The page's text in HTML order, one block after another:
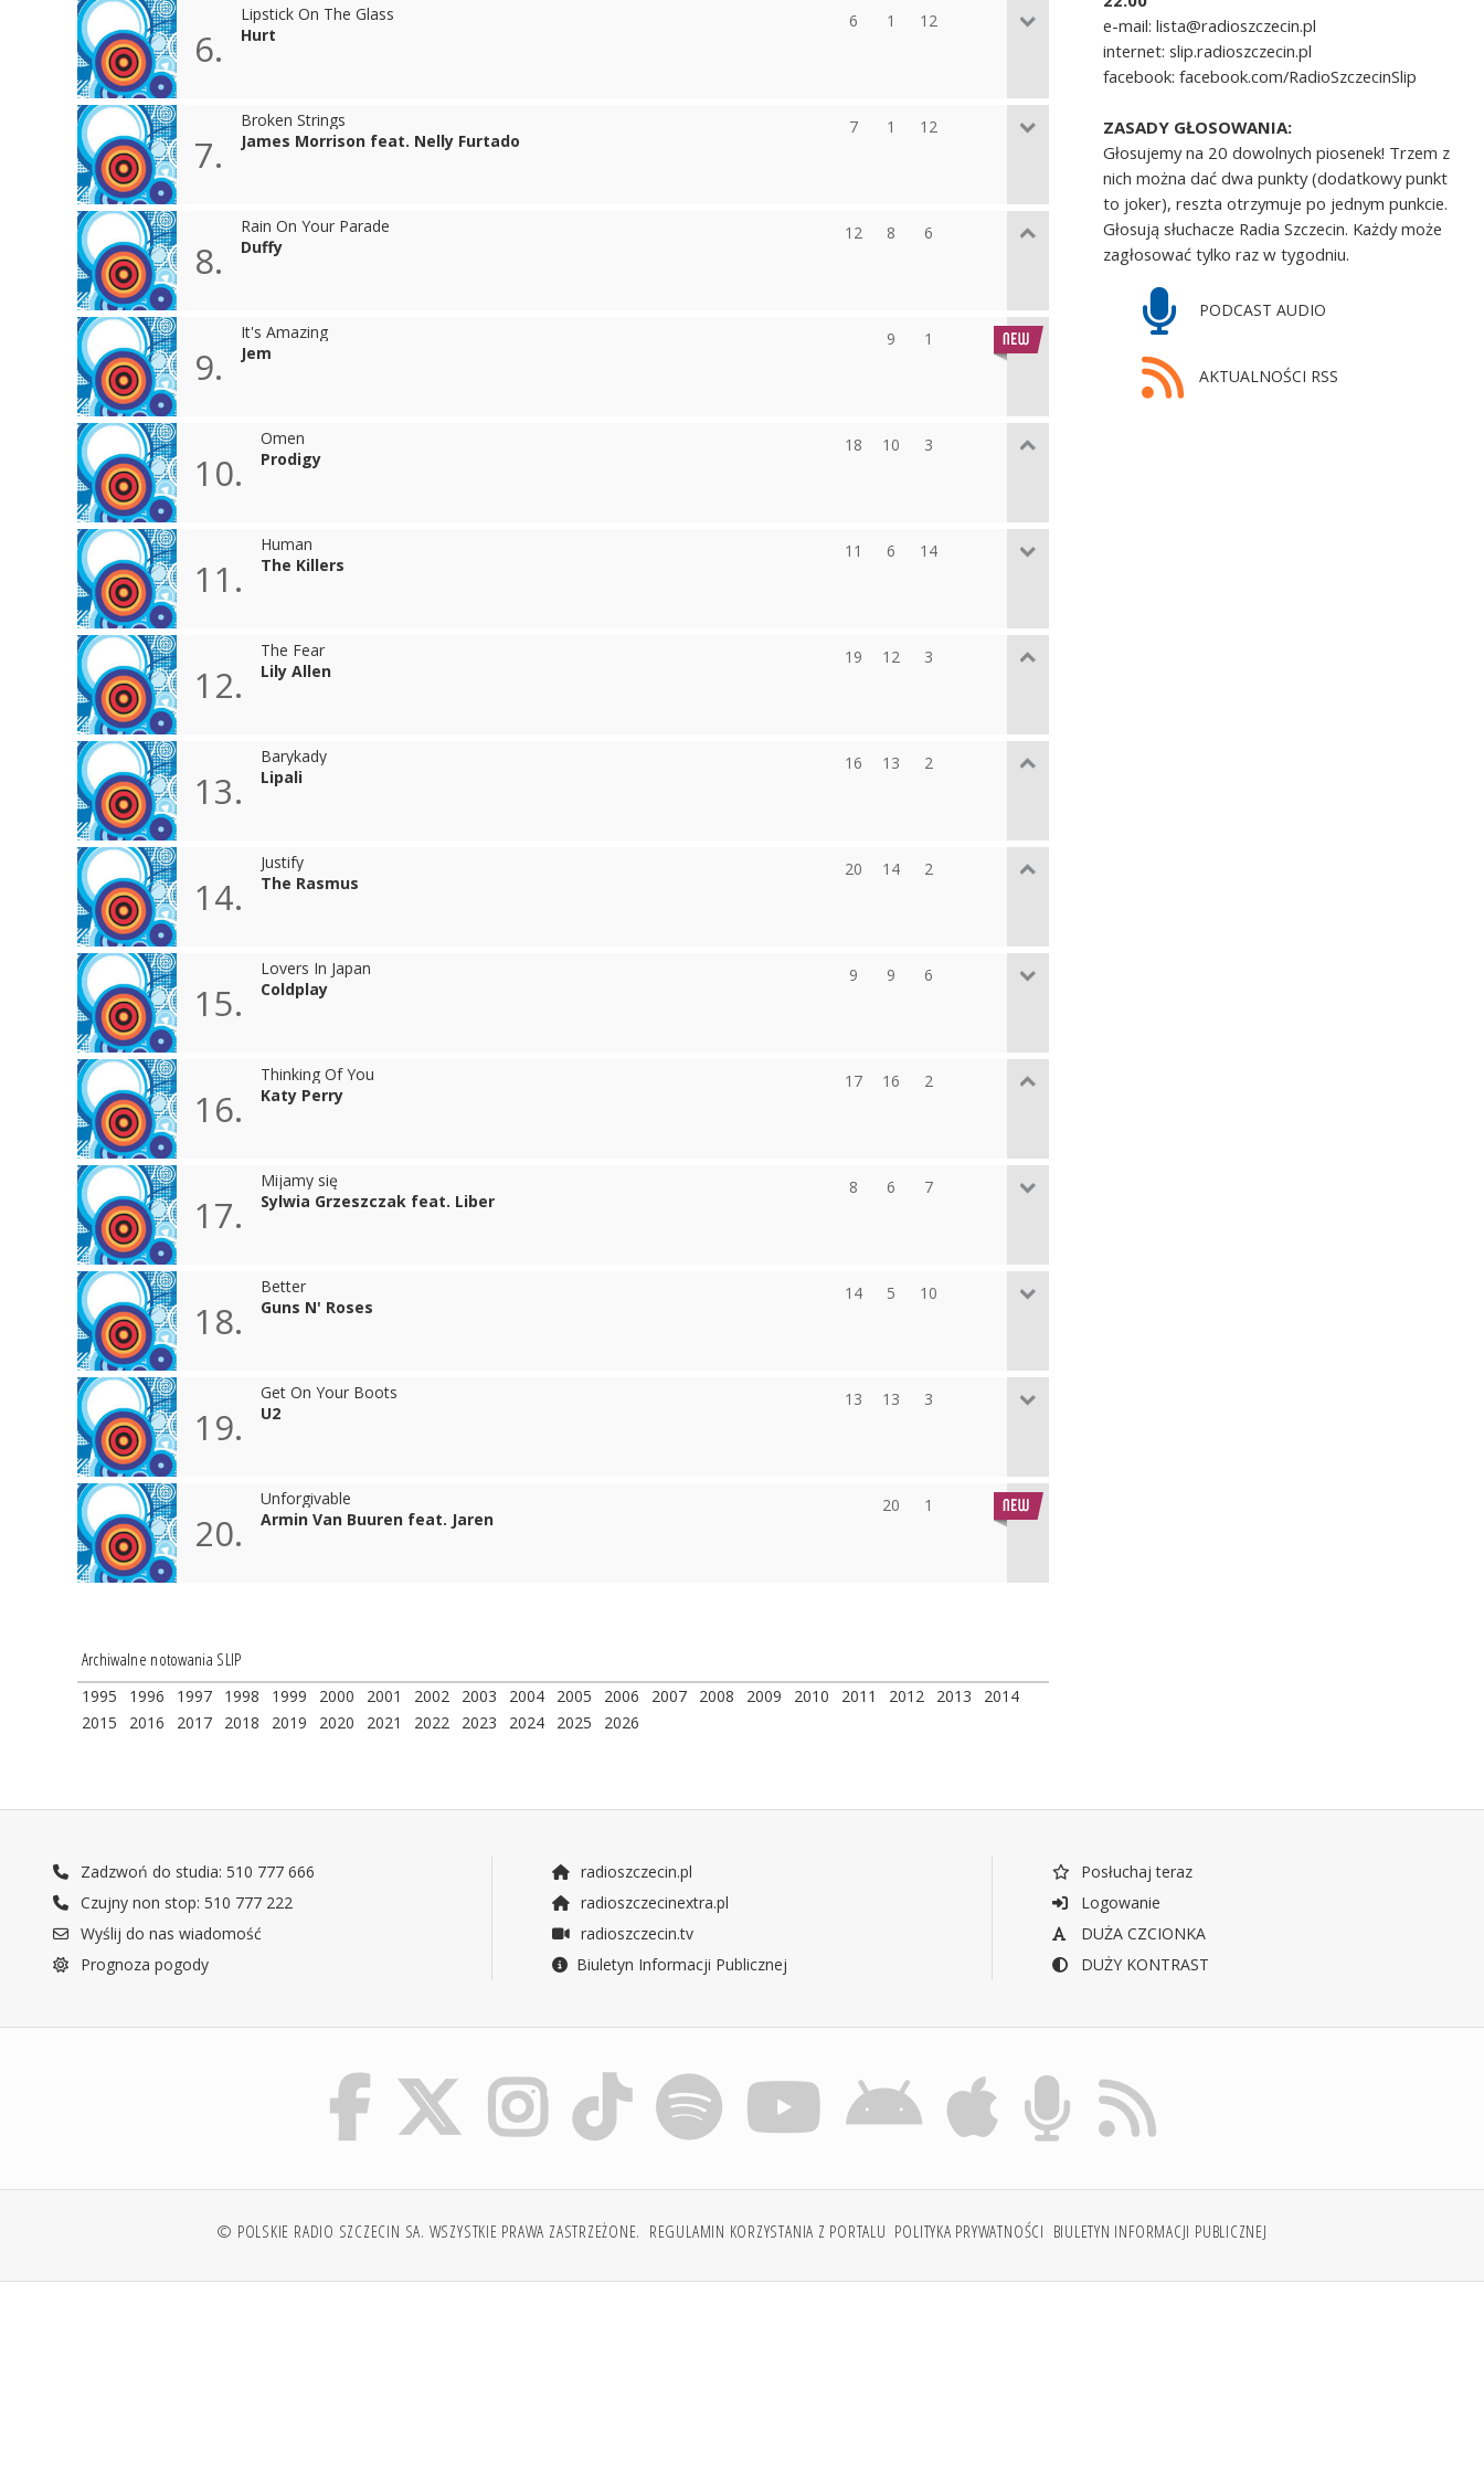
6 1 12
6.
Lipstick On The Glass
Hurt
7 1 12
7.
Broken Strings
James Morrison feat. Nelly Furtado
12 8 6
8.
Rain On Your Parade
Duffy
9 1
9.
It's Amazing
Jem
18 10 3
10.
Omen
Prodigy
11 6 14
11.
Human
The Killers
19 12 3
12.
The Fear
Lily Allen
16 13 2
13.
Barykady
Lipali
20 14 2
14.
Justify
The Rasmus
9 9 6
15.
Lovers In Japan
Coldplay
17 16 2
16.
Thinking Of You
Katy Perry
8 6 7
17.
Mijamy się
Sylwia Grzeszczak feat. Liber
14 5 10
18.
Better
Guns N' Roses
13 13 3
19.
Get On Your Boots
U2
20 1
20.
Unforgivable
Armin Van Buuren feat. Jaren
Archiwalne notowania SLIP
1995 1996 1997 1998 1999 2000 2001 2002 2003 2004 2005 2006 2007 2008 2009 2010 2011 2012 2013
2014
2015
2016 2017 2018 2019 2020 2021 2022 2023 2024 2025 2026
e-mail: lista@radioszczecin.pl
internet: slip.radioszczecin.pl
facebook: facebook.com/RadioSzczecinSlip
ZASADY GŁOSOWANIA:
Głosujemy na 20 dowolnych piosenek! Trzem z
nich można dać dwa punkty (dodatkowy punkt
to joker), reszta otrzymuje po jednym punkcie.
Głosują słuchacze Radia Szczecin. Każdy może
zagłosować tylko raz w tygodniu.
PODCAST AUDIO
AKTUALNOŚCI RSS
Zadzwoń do studia: 510 777 666
Czujny non stop: 510 777 222
Wyślij do nas wiadomość
Prognoza pogody
radioszczecin.pl
radioszczecinextra.pl
radioszczecin.tv
Biuletyn Informacji Publicznej
Posłuchaj teraz
Logowanie
DUŻA CZCIONKA
DUŻY KONTRAST
© POLSKIE RADIO SZCZECIN SA. WSZYSTKIE PRAWA ZASTRZEŻONE. REGULAMIN KORZYSTANIA Z PORTALU POLITYKA PRYWATNOŚCI BIULETYN INFORMACJI PUBLICZNEJ